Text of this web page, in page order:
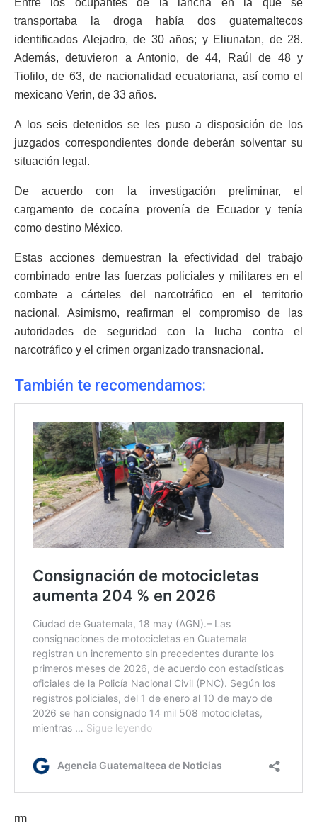
Entre los ocupantes de la lancha en la que se
transportaba la droga había dos guatemaltecos
identificados Alejadro, de 30 años; y Eliunatan, de 28.
Además, detuvieron a Antonio, de 44, Raúl de 48 y
Tiofilo, de 63, de nacionalidad ecuatoriana, así como el
mexicano Verin, de 33 años.
A los seis detenidos se les puso a disposición de los
juzgados correspondientes donde deberán solventar su
situación legal.
De acuerdo con la investigación preliminar, el
cargamento de cocaína provenía de Ecuador y tenía
como destino México.
Estas acciones demuestran la efectividad del trabajo
combinado entre las fuerzas policiales y militares en el
combate a cárteles del narcotráfico en el territorio
nacional. Asimismo, reafirman el compromiso de las
autoridades de seguridad con la lucha contra el
narcotráfico y el crimen organizado transnacional.
También te recomendamos:
rm